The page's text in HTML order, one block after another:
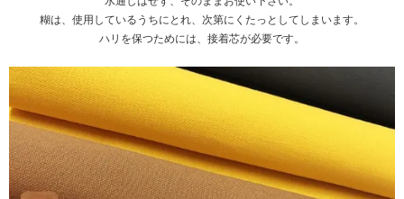
糊は、使用しているうちにとれ、次第にくたっとしてしまいます。
ハリを保つためには、接着芯が必要です。